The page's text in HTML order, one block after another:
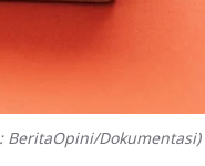
BeritaOpini/Dokumentasi)